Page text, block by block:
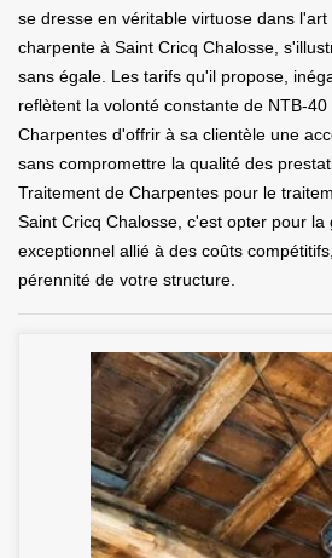
se dresse en véritable virtuose dans
charpente à Saint Cricq Chalosse,
sans égale. Les tarifs qu'il propose,
reflètent la volonté constante de NTB-
Charpentes d'offrir à sa clientèle une
sans compromettre la qualité des
Traitement de Charpentes pour le
Saint Cricq Chalosse, c'est opter pour
exceptionnel allié à des coûts
pérennité de votre structure.